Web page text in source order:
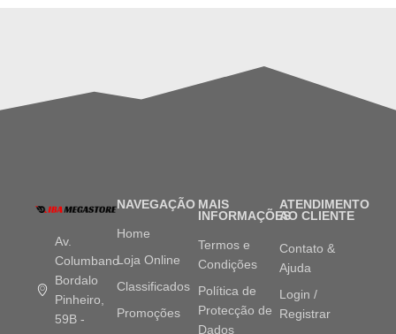
Av.
Columbano
Bordalo
Pinheiro,
59B -
NAVEGAÇÃO
Home
Loja Online
Classificados
Promoções
MAIS
INFORMAÇÕES
Termos e
Condições
Política de
Protecção de
Dados
ATENDIMENTO
AO CLIENTE
Contato &
Ajuda
Login /
Registrar